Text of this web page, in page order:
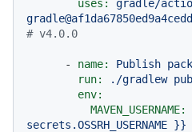
uses:
gradle/
# v4.0.0
- name: Publish
run:
./gradlew
env:
MAVEN_USERNAME:
secrets.OSSRH_USERNAME }}